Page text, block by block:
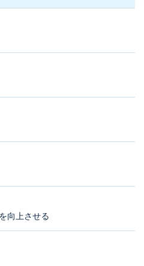
向上させる